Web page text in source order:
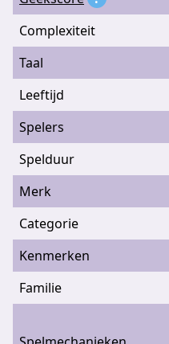
Complexiteit
Taal
Leeftijd
Spelers
Spelduur
Merk
Categorie
Kenmerken
Familie